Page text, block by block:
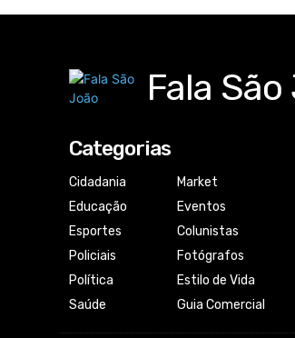
Fala
Categorias
Cidadania
Educação
Esportes
Policiais
Política
Saúde
Market
Eventos
Colunistas
Fotógrafos
Estilo de Vida
Guia Comercial